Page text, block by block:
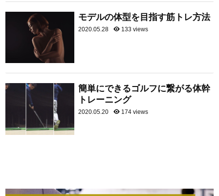
モデルの体型を目指す筋トレ方法
2020.05.28 133 views
簡単にできるゴルフに繋がる体幹
トレーニング
2020.05.20 174 views